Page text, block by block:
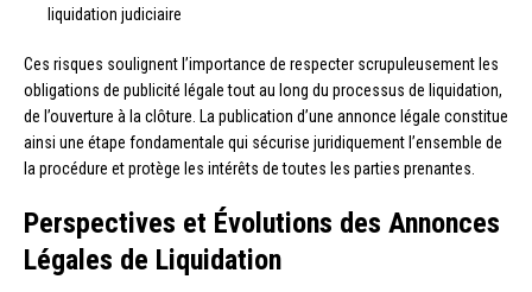
liquidation judiciaire
Ces risques soulignent l’importance de respecter scrupuleusement les
obligations de publicité légale tout au long du processus de liquidation,
de l’ouverture à la clôture. La publication d’une annonce légale constitue
ainsi une étape fondamentale qui sécurise juridiquement l’ensemble de
la procédure et protège les intérêts de toutes les parties prenantes.
Perspectives et Évolutions des Annonces
Légales de Liquidation